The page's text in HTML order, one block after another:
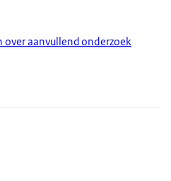
over aanvullend onderzoek